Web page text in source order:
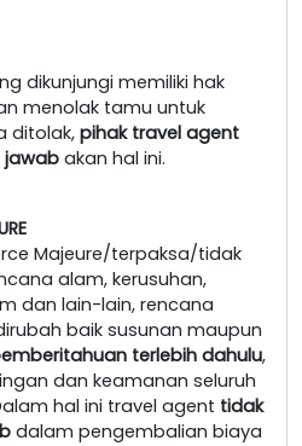
dikunjungi memiliki hak
menolak tamu untuk
ditolak, pihak travel agent
jawab akan hal ini.
Majeure/terpaksa/tidak
alam, kerusuhan,
dan lain-lain, rencana
baik susunan maupun
terlebih dahulu,
dan keamanan seluruh
hal ini travel agent tidak
dalam pengembalian biaya